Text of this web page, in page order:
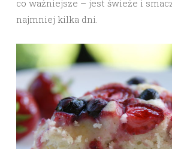
co ważniejsze – jest świeże i
najmniej kilka dni.